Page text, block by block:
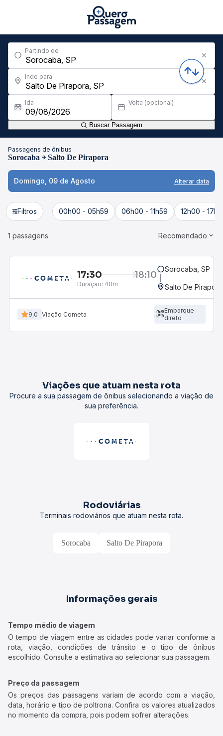
Partindo de
Indo para
Ida Volta (opcional)
Buscar Passagem
Passagens de ônibus
Sorocaba Salto De Pirapora
Domingo, 09 de Agosto Alterar data
Filtros 00h00 - 05h59 06h00 - 11h59 12h00 -
1 passagens Recomendado
17:30 18:10
Duração: 40m
Sorocaba, SP
Salto De
9,0 Viação Cometa
Embarque
direto
Viações que atuam nesta rota
Procure a sua passagem de ônibus selecionando a viação de
sua preferência.
Rodoviárias
Terminais rodoviários que atuam nesta rota.
Sorocaba Salto De Pirapora
Informações gerais
Tempo médio de viagem
O tempo de viagem entre as cidades pode variar conforme a
rota, viação, condições de trânsito e o tipo de ônibus
escolhido. Consulte a estimativa ao selecionar sua passagem.
Preço da passagem
Os preços das passagens variam de acordo com a viação,
data, horário e tipo de poltrona. Confira os valores atualizados
no momento da compra, pois podem sofrer alterações.